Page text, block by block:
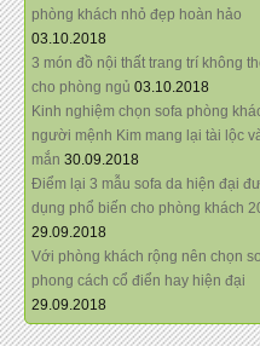
phòng khách nhỏ đẹp hoàn hảo
03.10.2018
3 món đồ nội thất trang trí không
cho phòng ngủ 03.10.2018
Kinh nghiệm chọn sofa phòng
người mệnh Kim mang lại tài lộc
mắn 30.09.2018
Điểm lại 3 mẫu sofa da hiện đại
dụng phổ biến cho phòng khách
29.09.2018
Với phòng khách rộng nên chọn
phong cách cổ điển hay hiện đại
29.09.2018